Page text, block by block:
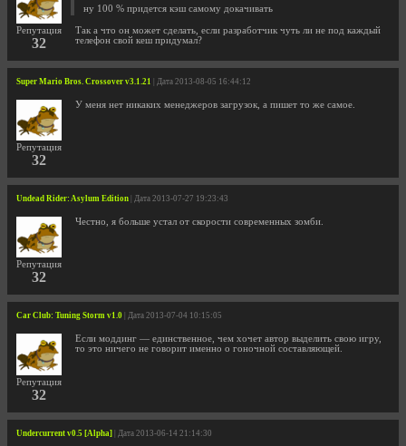
Репутация
32
ну 100 % придется кэш самому докачивать
Так а что он может сделать, если разработчик чуть ли не под каждый
телефон свой кеш придумал?
Super Mario Bros. Crossover v3.1.21 | Дата 2013-08-05 16:44:12
Репутация
32
У меня нет никаких менеджеров загрузок, а пишет то же самое.
Undead Rider: Asylum Edition | Дата 2013-07-27 19:23:43
Репутация
32
Честно, я больше устал от скорости современных зомби.
Car Club: Tuning Storm v1.0 | Дата 2013-07-04 10:15:05
Репутация
32
Если моддинг — единственное, чем хочет автор выделить свою игру,
то это ничего не говорит именно о гоночной составляющей.
Undercurrent v0.5 [Alpha] | Дата 2013-06-14 21:14:30